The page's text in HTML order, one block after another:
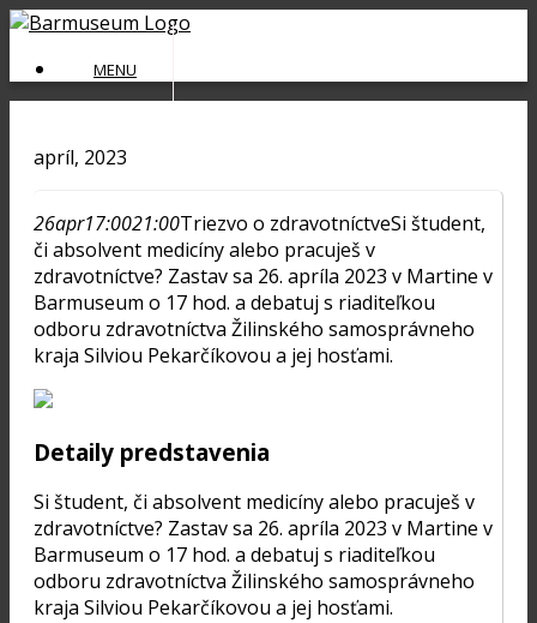
Skip
content
MENU
apríl, 2023
26apr17:0021:00Triezvo o zdravotníctveSi študent,
či absolvent medicíny alebo pracuješ v
zdravotníctve? Zastav sa 26. apríla 2023 v Martine v
Barmuseum o 17 hod. a debatuj s riaditeľkou
odboru zdravotníctva Žilinského samosprávneho
kraja Silviou Pekarčíkovou a jej hosťami.
Detaily predstavenia
Si študent, či absolvent medicíny alebo pracuješ v
zdravotníctve? Zastav sa 26. apríla 2023 v Martine v
Barmuseum o 17 hod. a debatuj s riaditeľkou
odboru zdravotníctva Žilinského samosprávneho
kraja Silviou Pekarčíkovou a jej hosťami.